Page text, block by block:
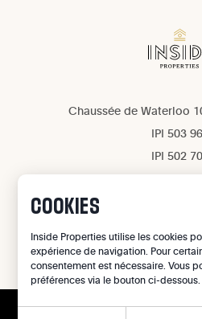
Chaussée de Waterloo
IPI 503
IPI 502
©2026Inside Properties -
COOKIES
Inside Properties utilise les cookies
expérience de navigation. Pour
consentement est nécessaire. Vous
préférences via le bouton ci-dessous.